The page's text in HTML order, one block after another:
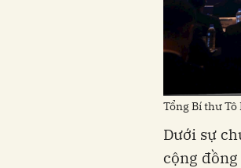
Tổng Bí thư
Dưới sự
cộng đồng